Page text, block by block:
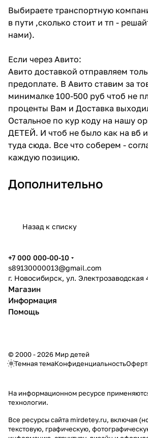
Выбираете транспортную
в пути ,сколько стоит и тп -
нами).
Если через Авито:
Авито доставкой отправляем
предоплате. В Авито ставим за
минималке 100-500 руб чтоб не
проценты Вам и Доставка
Остальное по кур коду на нашу
ДЕТЕЙ. И чтоб не было как на вб
туда сюда. Все что соберем -
каждую позицию.
Дополнительно
Назад к списку
+7 000 000-00-10
s89130000013@gmail.com
г. Новосибирск, ул. Электрозаводская
Магазин
Информация
Помощь
© 2000 - 2026 Мир детей
Темная темаКонфиденциальность
На информационном ресурсе
технологии.
Все ресурсы сайта mirdetey.ru, включая
текстовую, графическую,